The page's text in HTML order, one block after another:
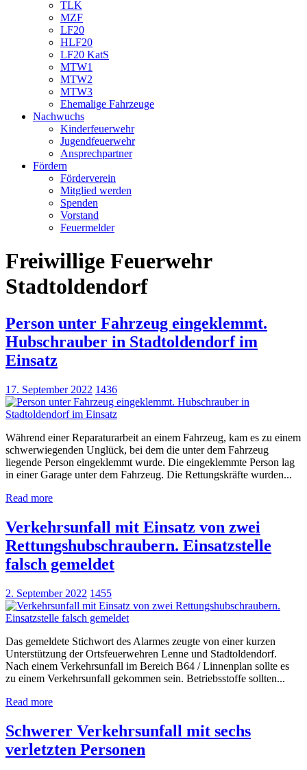
TLK
MZF
LF20
HLF20
LF20 KatS
MTW1
MTW2
MTW3
Ehemalige Fahrzeuge
Nachwuchs
Kinderfeuerwehr
Jugendfeuerwehr
Ansprechpartner
Fördern
Förderverein
Mitglied werden
Spenden
Vorstand
Feuermelder
Freiwillige Feuerwehr
Stadtoldendorf
Person unter Fahrzeug eingeklemmt.
Hubschrauber in Stadtoldendorf im
Einsatz
17. September 2022 1436
Während einer Reparaturarbeit an einem Fahrzeug, kam es zu einem
schwerwiegenden Unglück, bei dem die unter dem Fahrzeug
liegende Person eingeklemmt wurde. Die eingeklemmte Person lag
in einer Garage unter dem Fahrzeug. Die Rettungskräfte wurden...
Read more
Verkehrsunfall mit Einsatz von zwei
Rettungshubschraubern. Einsatzstelle
falsch gemeldet
2. September 2022 1455
Das gemeldete Stichwort des Alarmes zeugte von einer kurzen
Unterstützung der Ortsfeuerwehren Lenne und Stadtoldendorf.
Nach einem Verkehrsunfall im Bereich B64 / Linnenplan sollte es
zu einem Verkehrsunfall gekommen sein. Betriebsstoffe sollten...
Read more
Schwerer Verkehrsunfall mit sechs
verletzten Personen